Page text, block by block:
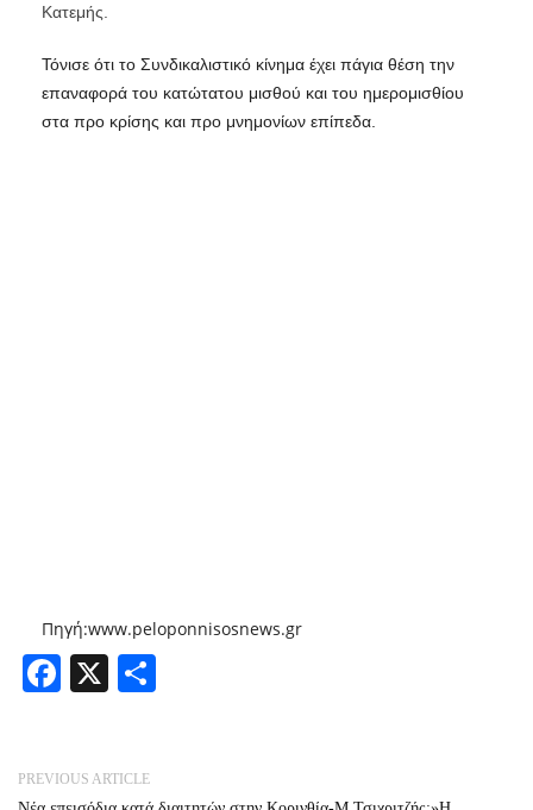
Κατεμής.
Τόνισε ότι το Συνδικαλιστικό κίνημα έχει πάγια θέση την
επαναφορά του κατώτατου μισθού και του ημερομισθίου
στα προ κρίσης και προ μνημονίων επίπεδα.
Πηγή:www.peloponnisosnews.gr
Facebook
X
PREVIOUS ARTICLE